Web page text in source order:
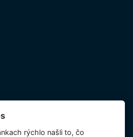
a ďalších spracovávaných
cookies
rýchlo našli to, čo